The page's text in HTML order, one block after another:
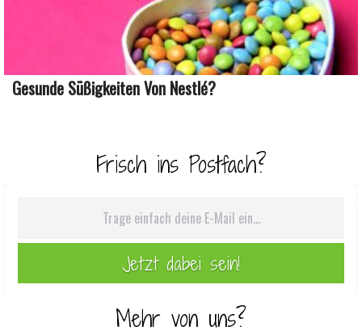
Gesunde Süßigkeiten Von Nestlé?
Frisch ins Postfach?
Mehr von uns?